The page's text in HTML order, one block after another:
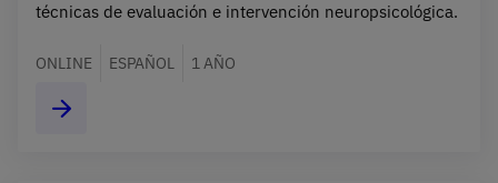
técnicas de evaluación e intervención neuropsicológica.
ONLINE ESPAÑOL 1 AÑO